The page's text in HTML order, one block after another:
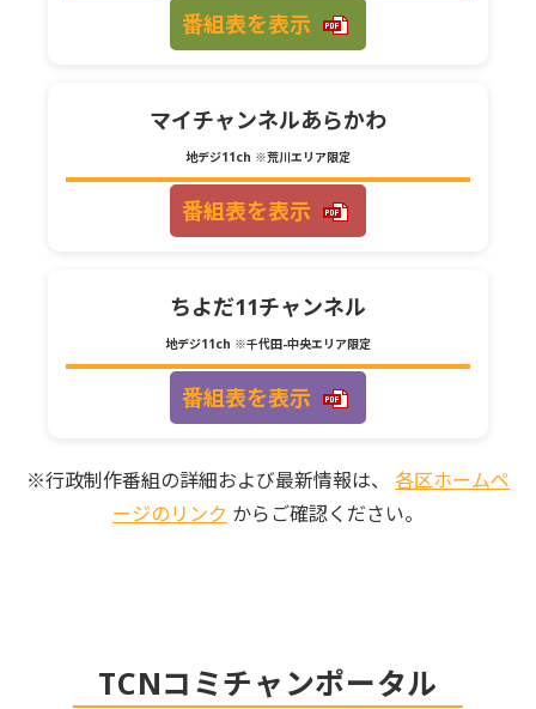
番組表を表示
マイチャンネルあらかわ
地デジ11ch ※荒川エリア限定
番組表を表示
ちよだ11チャンネル
地デジ11ch ※千代田-中央エリア限定
番組表を表示
※行政制作番組の詳細および最新情報は、 各区ホームペ
ージのリンク からご確認ください。
TCNコミチャンポータル